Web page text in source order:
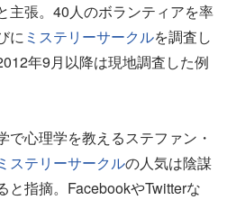
主張。40人のボランティアを率
に ミステリーサークルを調査し
年9月以降は現地調査した例
で心理学を教えるステファン・
ミステリーサークルの人気は陰謀
と指摘。FacebookやTwitterな